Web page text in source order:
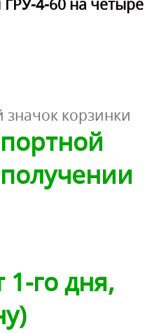
4-60 на четыре
корзинки
го дня,